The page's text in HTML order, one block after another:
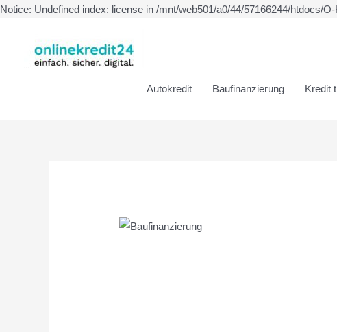
Notice: Undefined index: license in /mnt/web501/a0/44/57166244/htdocs/
Autokredit Baufinanzierung Kredit